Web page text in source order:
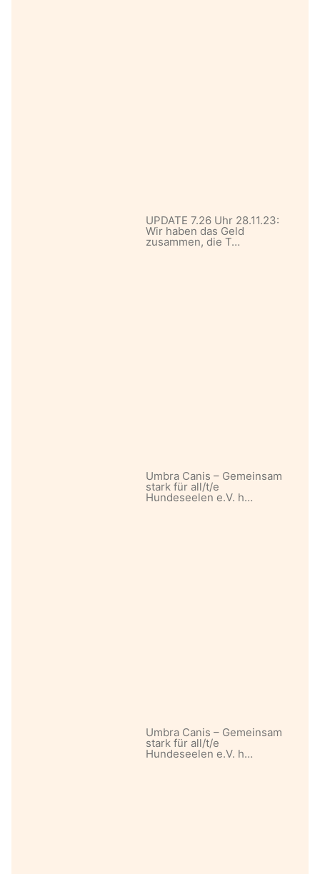
UPDATE 7.26 Uhr 28.11.23:
Wir haben das Geld
zusammen, die T…
Umbra Canis – Gemeinsam
stark für all/t/e
Hundeseelen e.V. h…
Umbra Canis – Gemeinsam
stark für all/t/e
Hundeseelen e.V. h…